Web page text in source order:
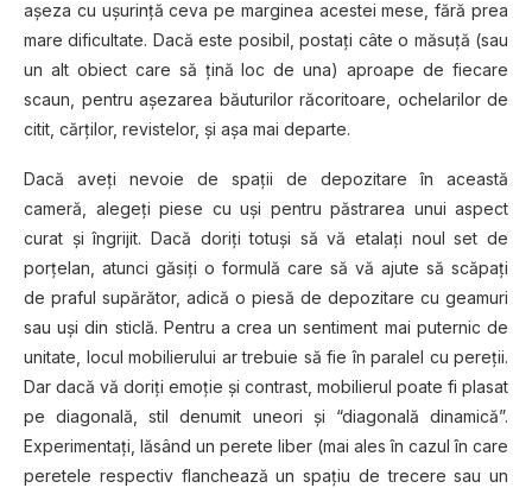
aşeza cu ușurință ceva pe marginea acestei mese, fără prea
mare dificultate. Dacă este posibil, postați câte o măsuţă (sau
un alt obiect care să ţină loc de una) aproape de fiecare
scaun, pentru aşezarea băuturilor răcoritoare, ochelarilor de
citit, cărţilor, revistelor, și așa mai departe.
Dacă aveți nevoie de spaţii de depozitare în această
cameră, alegeţi piese cu uşi pentru păstrarea unui aspect
curat şi îngrijit. Dacă doriți totuşi să vă etalaţi noul set de
porţelan, atunci găsiți o formulă care să vă ajute să scăpaţi
de praful supărător, adică o piesă de depozitare cu geamuri
sau uşi din sticlă. Pentru a crea un sentiment mai puternic de
unitate, locul mobilierului ar trebuie să fie în paralel cu pereţii.
Dar dacă vă doriţi emoţie şi contrast, mobilierul poate fi plasat
pe diagonală, stil denumit uneori şi “diagonală dinamică”.
Experimentaţi, lăsând un perete liber (mai ales în cazul în care
peretele respectiv flanchează un spaţiu de trecere sau un